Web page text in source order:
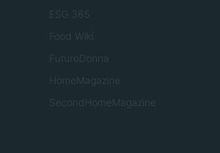
ESG 365
Food Wiki
FuturoDonna
HomeMagazine
SecondHomeMagazine